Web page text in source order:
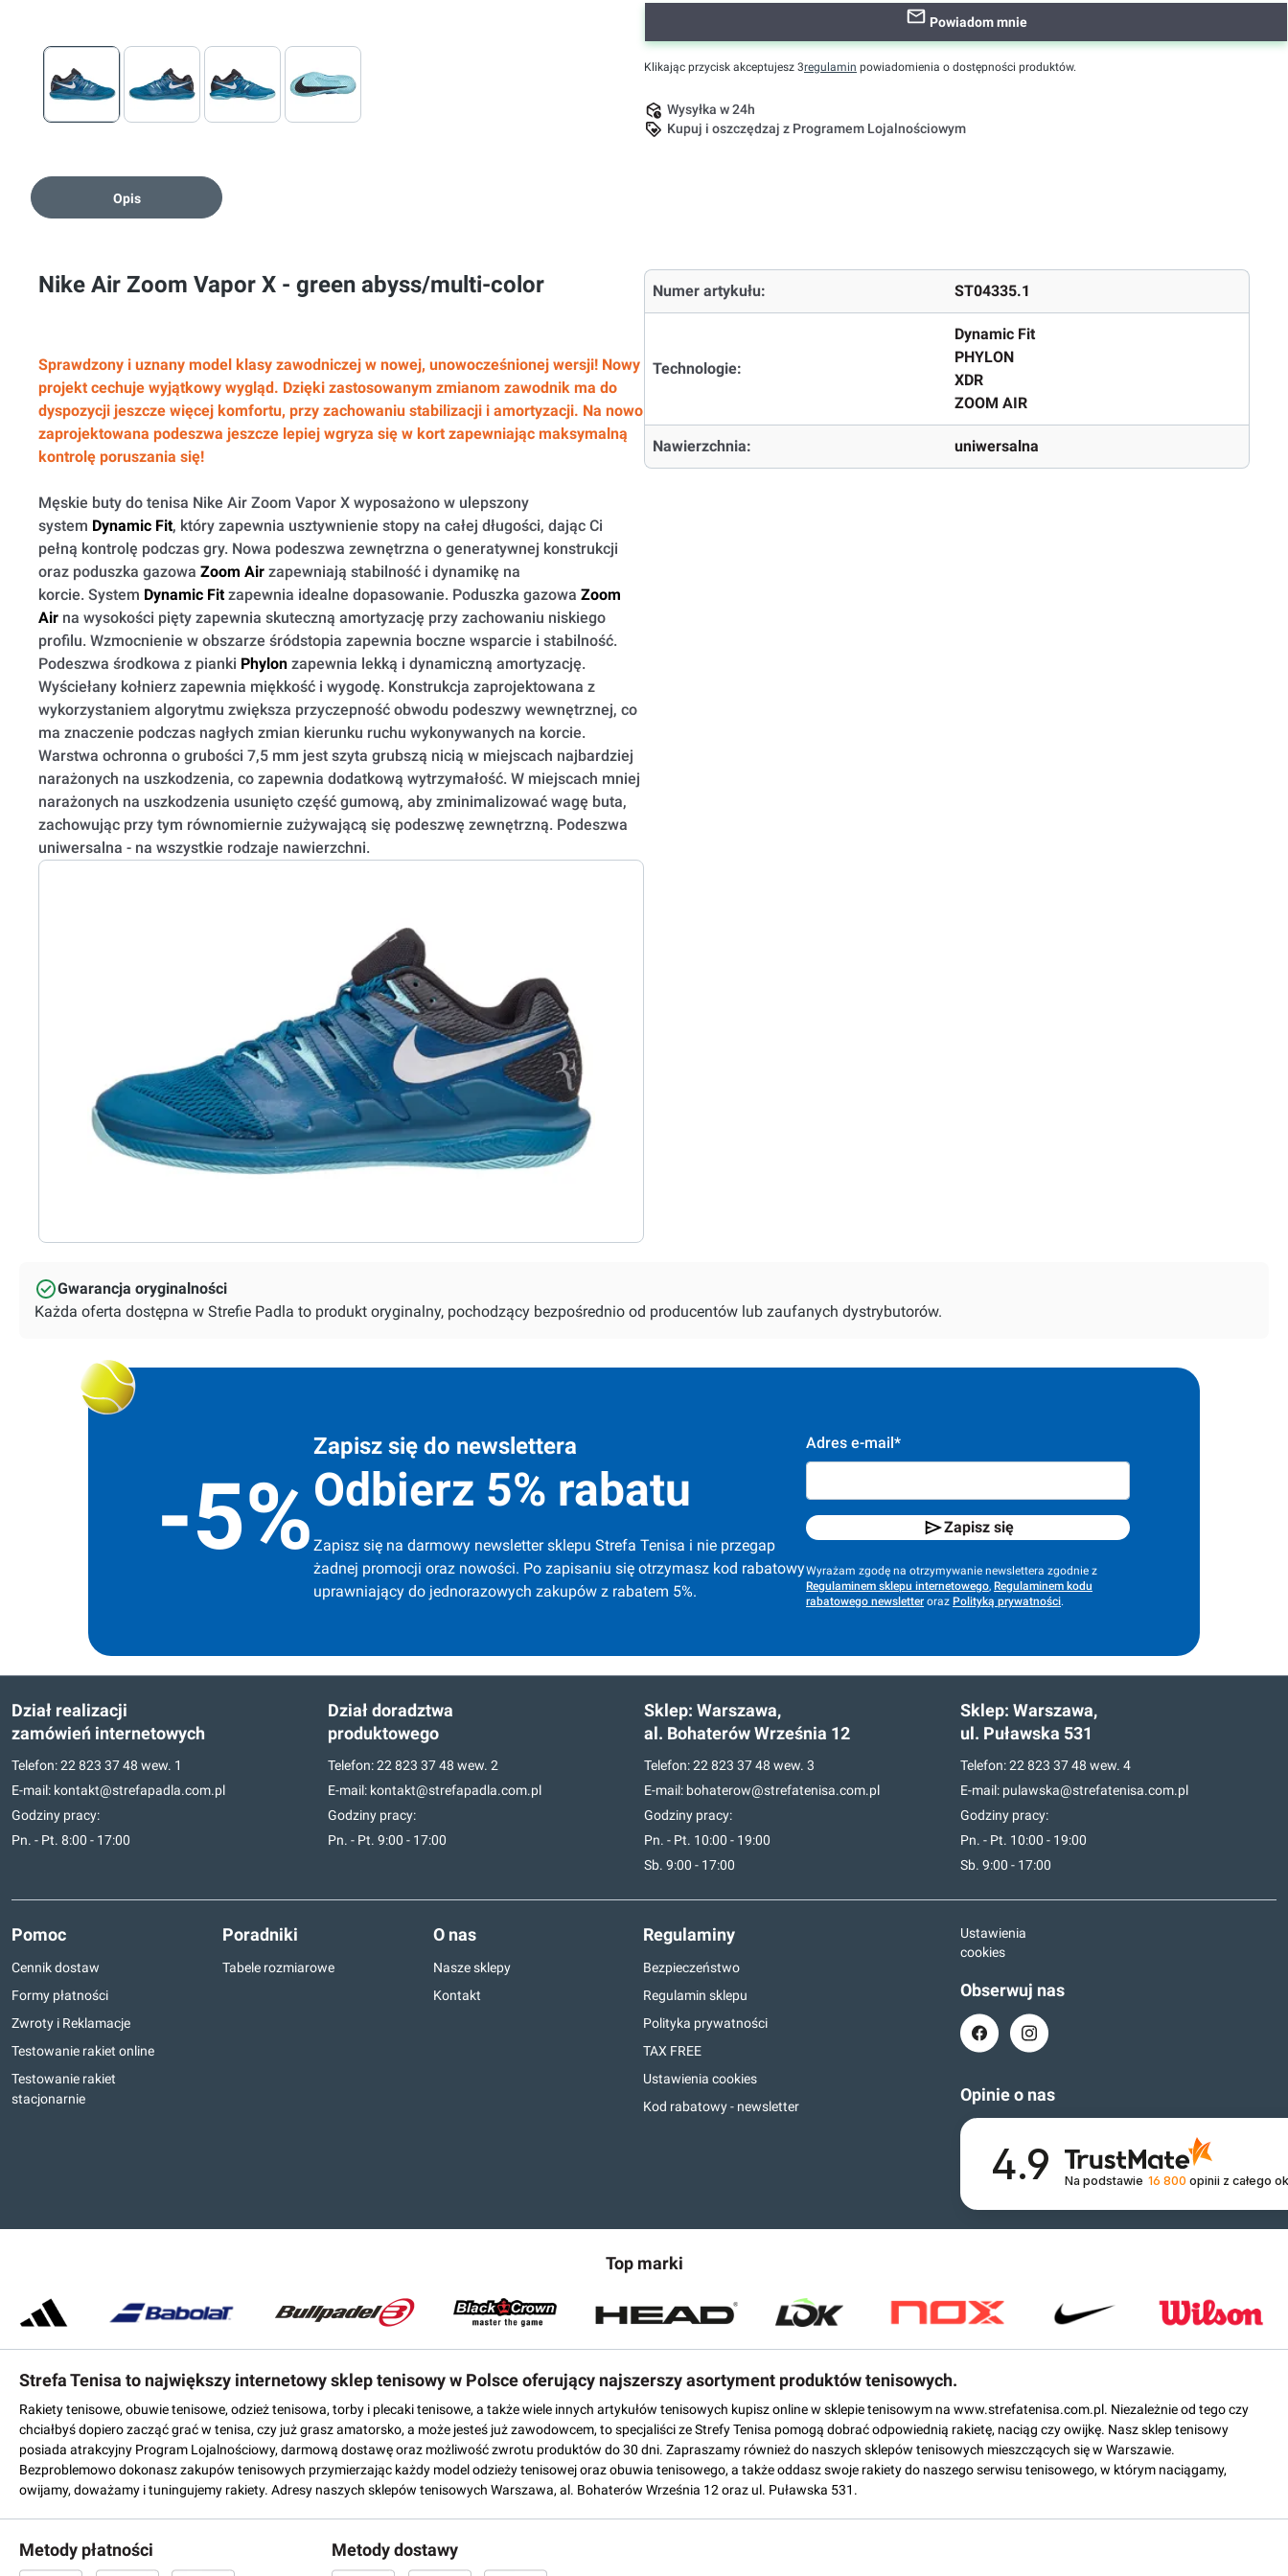
Powiadom mnie
Klikając przycisk akceptujesz 3regulamin powiadomienia o dostępności produktów.
Wysyłka w 24h
Kupuj i oszczędzaj z Programem Lojalnościowym
Opis
Nike Air Zoom Vapor X - green abyss/multi-color
Sprawdzony i uznany model klasy zawodniczej w nowej, unowocześnionej wersji! Nowy
projekt cechuje wyjątkowy wygląd. Dzięki zastosowanym zmianom zawodnik ma do
dyspozycji jeszcze więcej komfortu, przy zachowaniu stabilizacji i amortyzacji. Na nowo
zaprojektowana podeszwa jeszcze lepiej wgryza się w kort zapewniając maksymalną
kontrolę poruszania się!
Męskie buty do tenisa Nike Air Zoom Vapor X wyposażono w ulepszony
system Dynamic Fit, który zapewnia usztywnienie stopy na całej długości, dając Ci
pełną kontrolę podczas gry. Nowa podeszwa zewnętrzna o generatywnej konstrukcji
oraz poduszka gazowa Zoom Air zapewniają stabilność i dynamikę na
korcie. System Dynamic Fitzapewnia idealne dopasowanie. Poduszka gazowa Zoom
Air na wysokości pięty zapewnia skuteczną amortyzację przy zachowaniu niskiego
profilu. Wzmocnienie w obszarze śródstopia zapewnia boczne wsparcie i stabilność.
Podeszwa środkowa z pianki Phylon zapewnia lekką i dynamiczną amortyzację.
Wyściełany kołnierz zapewnia miękkość i wygodę. Konstrukcja zaprojektowana z
wykorzystaniem algorytmu zwiększa przyczepność obwodu podeszwy wewnętrznej, co
ma znaczenie podczas nagłych zmian kierunku ruchu wykonywanych na korcie.
Warstwa ochronna o grubości 7,5 mm jest szyta grubszą nicią w miejscach najbardziej
narażonych na uszkodzenia, co zapewnia dodatkową wytrzymałość. W miejscach mniej
narażonych na uszkodzenia usunięto część gumową, aby zminimalizować wagę buta,
zachowując przy tym równomiernie zużywającą się podeszwę zewnętrzną. Podeszwa
uniwersalna - na wszystkie rodzaje nawierzchni.
Numer artykułu: ST04335.1
Technologie:
Dynamic Fit
PHYLON
XDR
ZOOM AIR
Nawierzchnia: uniwersalna
Gwarancja oryginalności
Każda oferta dostępna w Strefie Padla to produkt oryginalny, pochodzący bezpośrednio od producentów lub zaufanych dystrybutorów.
-5%
Zapisz się do newslettera
Odbierz 5% rabatu
Zapisz się na darmowy newsletter sklepu Strefa Tenisa i nie przegap
żadnej promocji oraz nowości. Po zapisaniu się otrzymasz kod rabatowy
uprawniający do jednorazowych zakupów z rabatem 5%.
Adres e-mail*
Zapisz się
Wyrażam zgodę na otrzymywanie newslettera zgodnie z
Regulaminem sklepu internetowego, Regulaminem kodu
rabatowego newsletter oraz Polityką prywatności.
Dział realizacji
zamówień internetowych
Telefon:22 823 37 48 wew. 1
E-mail: kontakt@strefapadla.com.pl
Godziny pracy:
Pn. - Pt. 8:00 - 17:00
Dział doradztwa
produktowego
Telefon:22 823 37 48 wew. 2
E-mail: kontakt@strefapadla.com.pl
Godziny pracy:
Pn. - Pt. 9:00 - 17:00
Sklep: Warszawa,
al. Bohaterów Września 12
Telefon:22 823 37 48 wew. 3
E-mail: bohaterow@strefatenisa.com.pl
Godziny pracy:
Pn. - Pt. 10:00 - 19:00
Sb. 9:00 - 17:00
Sklep: Warszawa,
ul. Puławska 531
Telefon:22 823 37 48 wew. 4
E-mail: pulawska@strefatenisa.com.pl
Godziny pracy:
Pn. - Pt. 10:00 - 19:00
Sb. 9:00 - 17:00
Pomoc
Cennik dostaw
Formy płatności
Zwroty i Reklamacje
Testowanie rakiet online
Testowanie rakiet
stacjonarnie
Poradniki
Tabele rozmiarowe
O nas
Nasze sklepy
Kontakt
Regulaminy
Bezpieczeństwo
Regulamin sklepu
Polityka prywatności
TAX FREE
Ustawienia cookies
Kod rabatowy - newsletter
Ustawienia
cookies
Obserwuj nas
Opinie o nas
4.9 Na podstawie 16 800 opinii z całego
Top marki
Strefa Tenisa to największy internetowy sklep tenisowy w Polsce oferujący najszerszy asortyment produktów tenisowych.
Rakiety tenisowe, obuwie tenisowe, odzież tenisowa, torby i plecaki tenisowe, a także wiele innych artykułów tenisowych kupisz online w sklepie tenisowym na www.strefatenisa.com.pl. Niezależnie od tego czy
chciałbyś dopiero zacząć grać w tenisa, czy już grasz amatorsko, a może jesteś już zawodowcem, to specjaliści ze Strefy Tenisa pomogą dobrać odpowiednią rakietę, naciąg czy owijkę. Nasz sklep tenisowy
posiada atrakcyjny Program Lojalnościowy, darmową dostawę oraz możliwość zwrotu produktów do 30 dni. Zapraszamy również do naszych sklepów tenisowych mieszczących się w Warszawie.
Bezproblemowo dokonasz zakupów tenisowych przymierzając każdy model odzieży tenisowej oraz obuwia tenisowego, a także oddasz swoje rakiety do naszego serwisu tenisowego, w którym naciągamy,
owijamy, doważamy i tuningujemy rakiety. Adresy naszych sklepów tenisowych Warszawa, al. Bohaterów Września 12 oraz ul. Puławska 531.
Metody płatności Metody dostawy